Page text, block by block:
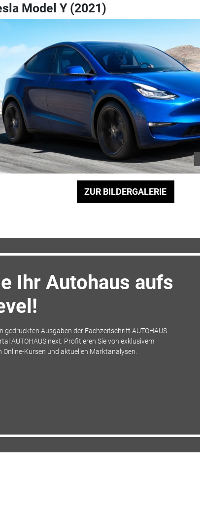
Model Y (2021)
ZUR BILDERGALERIE
Ihr Autohaus aufs
gedruckten Ausgaben der Fachzeitschrift AUTOHAUS
AUTOHAUS next. Profitieren Sie von exklusivem
Kursen und aktuellen Marktanalysen.